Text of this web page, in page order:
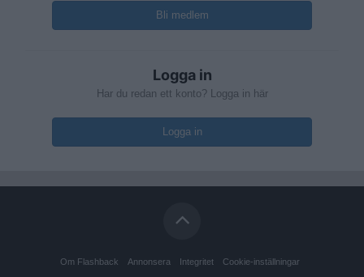
Bli medlem
Logga in
Har du redan ett konto? Logga in här
Logga in
Om Flashback Annonsera Integritet Cookie-inställningar